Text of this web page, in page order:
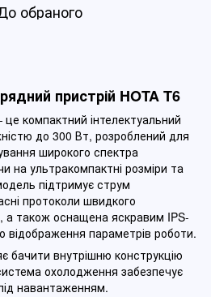
обраного
пристрій HOTA T6
компактний інтелектуальний
до 300 Вт, розроблений для
широкого спектра
на ультракомпактні розміри та
підтримує струм
протоколи швидкого
а також оснащена яскравим IPS-
відображення параметрів роботи.
бачити внутрішню конструкцію
охолодження забезпечує
навантаженням.